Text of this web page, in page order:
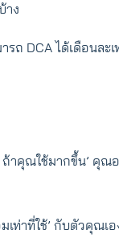
าง
DCA ได้เดือนละเ
คุณใช้มากขึ้น’ คุณ
ท่าที่ใช้’ กับตัวคุณเอ